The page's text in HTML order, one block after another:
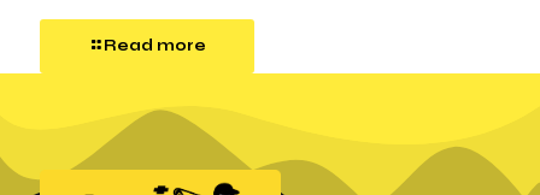
Read more